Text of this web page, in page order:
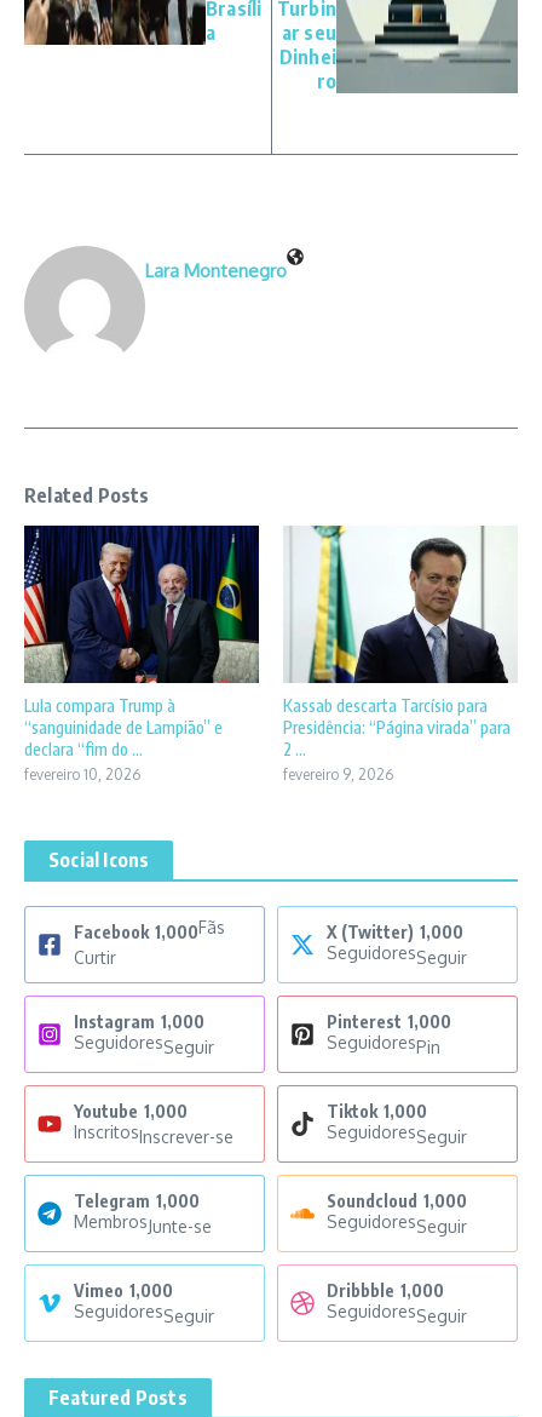
Brasíli
a
Turbin
ar seu
Dinhei
ro
Lara Montenegro
Related Posts
Lula compara Trump à
“sanguinidade de Lampião” e
declara “fim do ...
fevereiro 10, 2026
Kassab descarta Tarcísio para
Presidência: “Página virada” para
2 ...
fevereiro 9, 2026
Social Icons
Facebook 1,000Fãs
Curtir
X (Twitter) 1,000
SeguidoresSeguir
Instagram 1,000
SeguidoresSeguir
Pinterest 1,000
SeguidoresPin
Youtube 1,000
InscritosInscrever-se
Tiktok 1,000
SeguidoresSeguir
Telegram 1,000
MembrosJunte-se
Soundcloud 1,000
SeguidoresSeguir
Vimeo 1,000
SeguidoresSeguir
Dribbble 1,000
SeguidoresSeguir
Featured Posts